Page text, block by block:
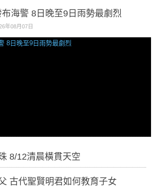
海警 8日晚至9日雨勢最劇烈
年08月07日
8/12清晨橫貫天空
古代聖賢明君如何教育子女